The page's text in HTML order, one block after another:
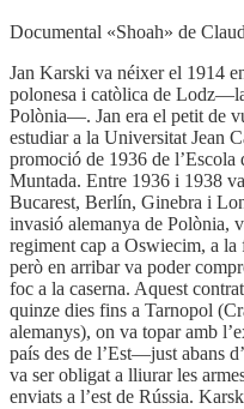
Documental «Shoah» de
Jan Karski va néixer el 1914
polonesa i catòlica de
Polònia—. Jan era el petit de
estudiar a la Universitat Jean
promoció de 1936 de l’Escola
Muntada. Entre 1936 i 1938
Bucarest, Berlín, Ginebra i
invasió alemanya de Polònia,
regiment cap a Oswiecim, a
però en arribar va poder
foc a la caserna. Aquest
quinze dies fins a Tarnopol
alemanys), on va topar amb
país des de l’Est—just abans
va ser obligat a lliurar les
enviats a l’est de Rússia.